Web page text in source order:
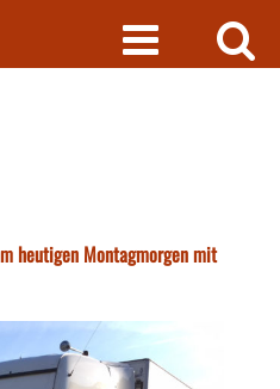
heutigen Montagmorgen mit